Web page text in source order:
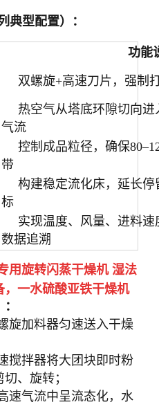
典型配置）：
功能
双螺旋+高速刀片，强制
热空气从塔底环隙切向
气流
控制成品粒径，确保
带
构建稳定流化床，延长
标
实现温度、风量、进料
数据追溯
用旋转闪蒸干燥机 湿法
， 一水硫酸亚铁干燥机
旋加料器匀速送入干燥
搅拌器将大团块即时粉
、旋转；
速气流中呈流态化，水